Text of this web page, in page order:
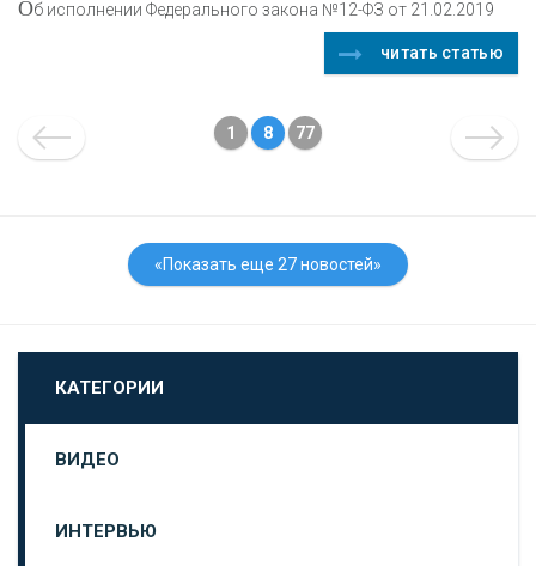
Об исполнении Федерального закона №12-ФЗ от 21.02.2019
читать статью
1 8 77
«Показать еще 27 новостей»
КАТЕГОРИИ
ВИДЕО
ИНТЕРВЬЮ